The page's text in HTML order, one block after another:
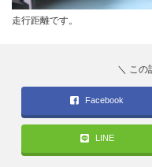
走行距離です。
Facebook
LINE